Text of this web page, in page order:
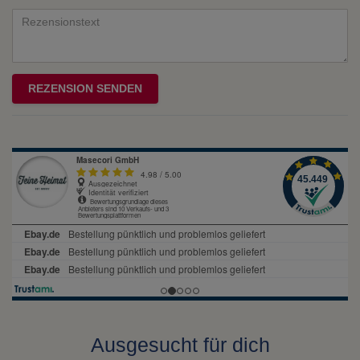
Bewertungssternen
Bewertungssternen
Bewertungssternen
Bewertungssternen
Bewertungssternen
REZENSION SENDEN
Ausgesucht für dich